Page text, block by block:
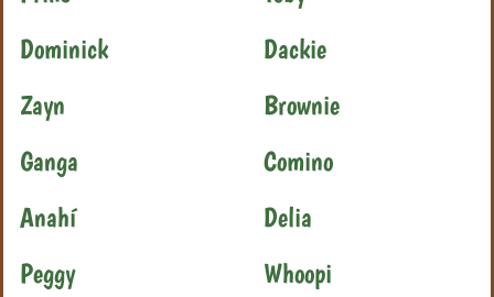
Dominick
Dackie
Zayn
Brownie
Ganga
Comino
Anahí
Delia
Peggy
Whoopi